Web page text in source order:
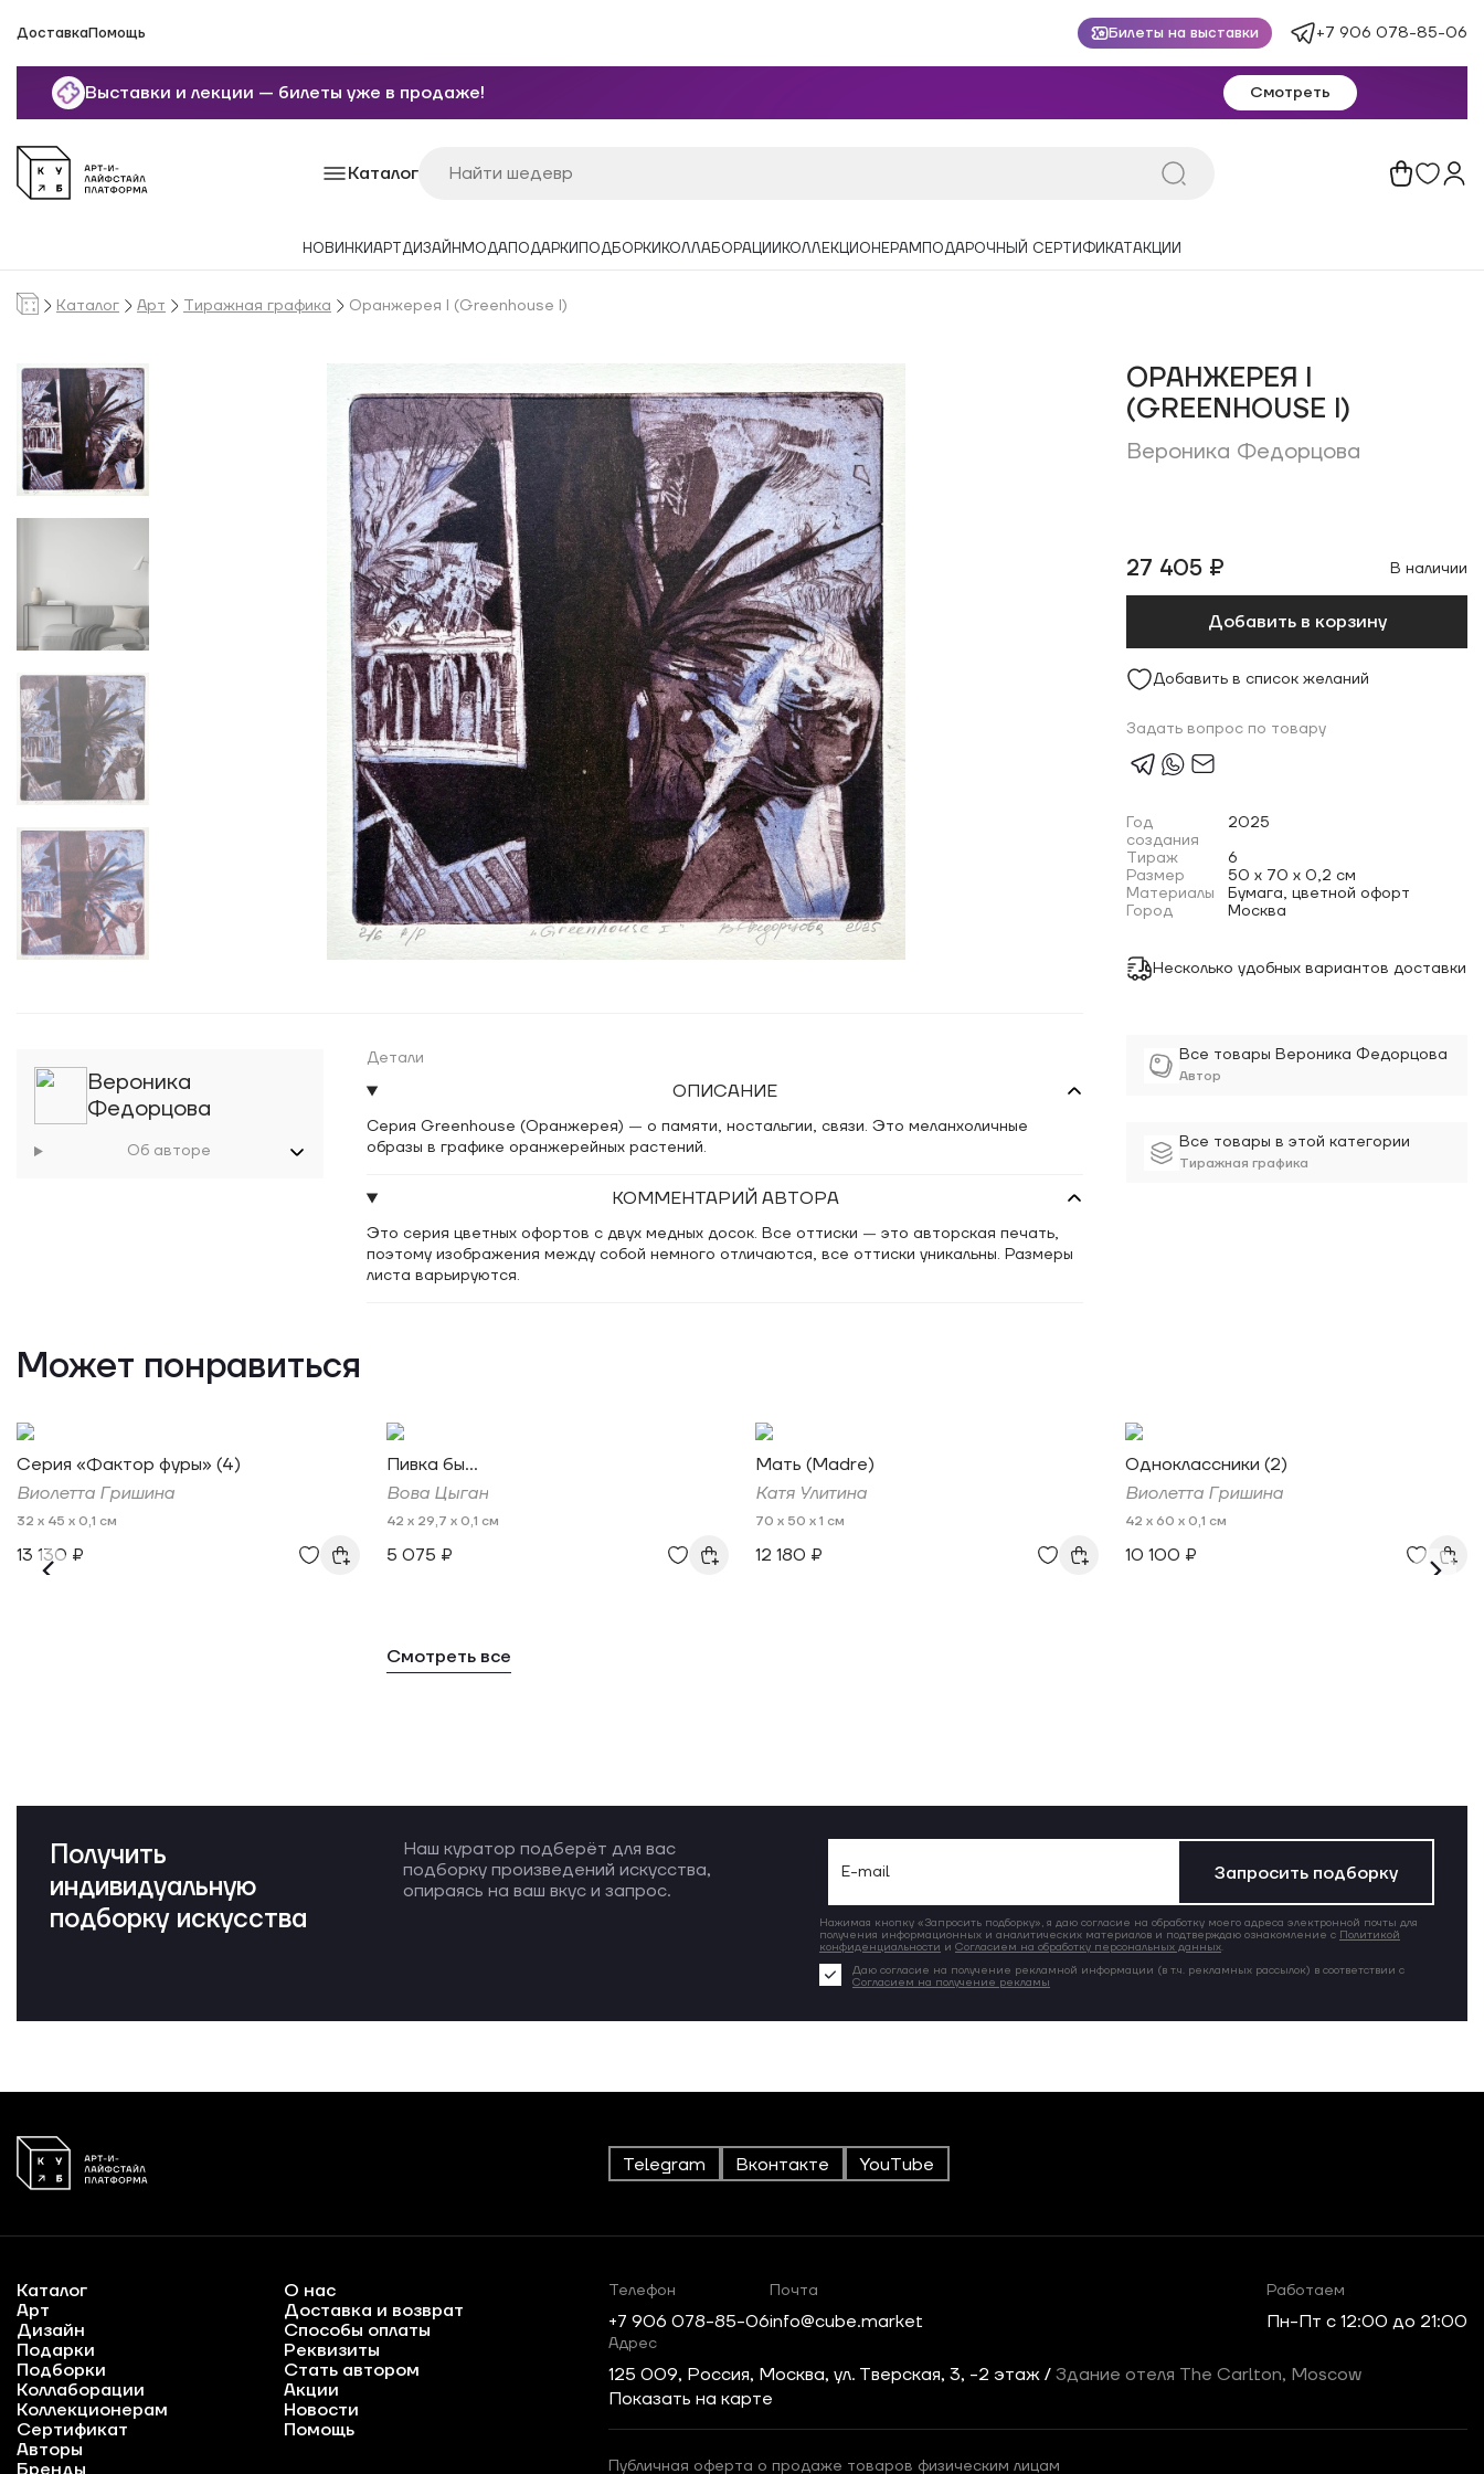
ДоставкаПомощь Билеты на выставки +7 906 078-85-06
Выставки и лекции — билеты уже в продаже! Смотреть
Каталог
НОВИНКИАРТДИЗАЙН МОДАПОДАРКИ ПОДБОРКИ КОЛЛАБОРАЦИИ КОЛЛЕКЦИОНЕРАМ ПОДАРОЧНЫЙ СЕРТИФИКАТАКЦИИ
Каталог Арт Тиражная графика Оранжерея I (Greenhouse I)
ОРАНЖЕРЕЯ I
(GREENHOUSE I)
Вероника Федорцова
27 405 ₽ В наличии
Добавить в корзину
Добавить в список желаний
Задать вопрос по товару
Год
создания
2025
Тираж
6
Размер
50 x 70 x 0,2 см
Материалы
Бумага, цветной офорт
Город
Москва
Несколько удобных вариантов доставки
Все товары Вероника Федорцова
Автор
Все товары в этой категории
Тиражная графика
Вероника
Федорцова
Об авторе
Детали
ОПИСАНИЕ
Серия Greenhouse (Оранжерея) — о памяти, ностальгии, связи. Это меланхоличные
образы в графике оранжерейных растений.
КОММЕНТАРИЙ АВТОРА
Это серия цветных офортов с двух медных досок. Все оттиски — это авторская печать,
поэтому изображения между собой немного отличаются, все оттиски уникальны. Размеры
листа варьируются.
Может понравиться
Серия «Фактор фуры» (4)
Виолетта Гришина
32 x 45 x 0,1 см
13 130 ₽
Пивка бы...
Вова Цыган
42 x 29,7 x 0,1 см
5 075 ₽
Мать (Madre)
Катя Улитина
70 x 50 x 1 см
12 180 ₽
Одноклассники (2)
Виолетта Гришина
42 x 60 x 0,1 см
10 100 ₽
Смотреть все
Получить
индивидуальную
подборку искусства
Наш куратор подберёт для вас
подборку произведений искусства,
опираясь на ваш вкус и запрос.
Запросить подборку
Нажимая кнопку «Запросить подборку», я даю согласие на обработку моего адреса электронной почты для
получения информационных и аналитических материалов и подтверждаю ознакомление с Политикой
конфиденциальности и Согласием на обработку персональных данных.
Даю согласие на получение рекламной информации (в т.ч. рекламных рассылок) в соответствии с
Согласием на получение рекламы
Telegram Вконтакте YouTube
Каталог
Арт
Дизайн
Подарки
Подборки
Коллаборации
Коллекционерам
Сертификат
Авторы
Бренды
О нас
Доставка и возврат
Способы оплаты
Реквизиты
Стать автором
Акции
Новости
Помощь
Телефон
+7 906 078-85-06
Почта
info@cube.market
Работаем
Пн-Пт c 12:00 до 21:00
Адрес
125 009, Россия, Москва, ул. Тверская, 3, -2 этаж / Здание отеля The Carlton, Moscow
Показать на карте
Публичная оферта о продаже товаров физическим лицам